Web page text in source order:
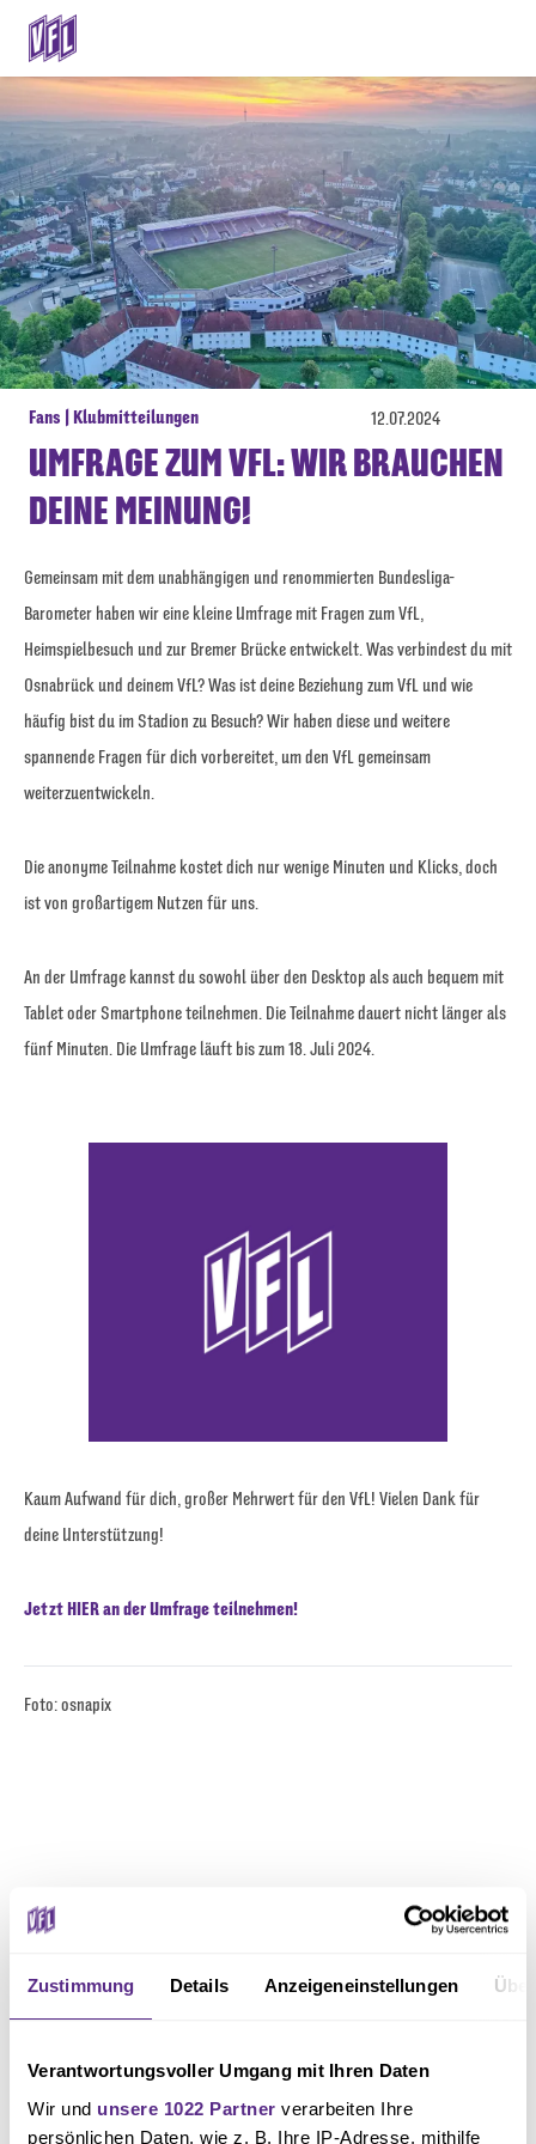
Zustimmung Details Anzeigeneinstellungen
Verantwortungsvoller Umgang mit Ihren Daten
Wir und unsere 1022 Partner verarbeiten Ihre
persönlichen Daten, wie z. B. Ihre IP-Adresse, mithilfe
Fans | Klubmitteilungen 12.07.2024
UMFRAGE ZUM VFL: WIR BRAUCHEN
DEINE MEINUNG!
Gemeinsam mit dem unabhängigen und renommierten Bundesliga-
Barometer haben wir eine kleine Umfrage mit Fragen zum VfL,
Heimspielbesuch und zur Bremer Brücke entwickelt. Was verbindest du mit
Osnabrück und deinem VfL? Was ist deine Beziehung zum VfL und wie
häufig bist du im Stadion zu Besuch? Wir haben diese und weitere
spannende Fragen für dich vorbereitet, um den VfL gemeinsam
weiterzuentwickeln.
Die anonyme Teilnahme kostet dich nur wenige Minuten und Klicks, doch
ist von großartigem Nutzen für uns.
An der Umfrage kannst du sowohl über den Desktop als auch bequem mit
Tablet oder Smartphone teilnehmen. Die Teilnahme dauert nicht länger als
fünf Minuten. Die Umfrage läuft bis zum 18. Juli 2024.
Kaum Aufwand für dich, großer Mehrwert für den VfL! Vielen Dank für
deine Unterstützung!
Jetzt HIER an der Umfrage teilnehmen!
Foto: osnapix